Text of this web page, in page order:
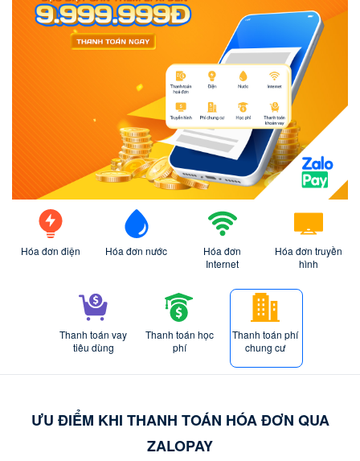
Hóa đơn điện Hóa đơn nước
Hóa đơn
Internet
Hóa đơn truyền
hình
Thanh toán vay
tiêu dùng
Thanh toán học
phí
Thanh toán phí
chung cư
ƯU ĐIỂM KHI THANH TOÁN HÓA ĐƠN QUA
ZALOPAY